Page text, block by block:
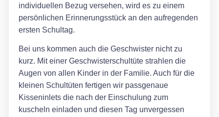
individuellen Bezug versehen, wird es zu einem
persönlichen Erinnerungsstück an den aufregenden
ersten Schultag.
Bei uns kommen auch die Geschwister nicht zu
kurz. Mit einer Geschwisterschultüte strahlen die
Augen von allen Kinder in der Familie. Auch für die
kleinen Schultüten fertigen wir passgenaue
Kisseninlets die nach der Einschulung zum
kuscheln einladen und diesen Tag unvergessen